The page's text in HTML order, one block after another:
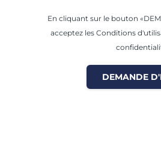
En cliquant sur le bouton
acceptez les Conditions
DEMANDE